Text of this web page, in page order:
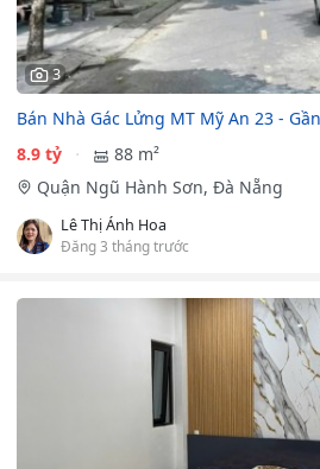
3
Bán Nhà Gác Lửng MT Mỹ An 23 -
8.9 tỷ
88 m²
Quận Ngũ Hành Sơn, Đà Nẵng
Lê Thị Ánh Hoa
Đăng 3 tháng trước